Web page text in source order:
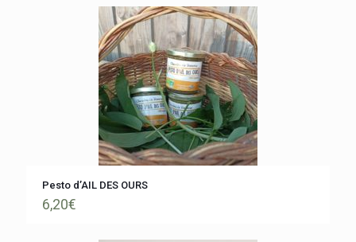
Pesto d’AIL DES OURS
6,20€